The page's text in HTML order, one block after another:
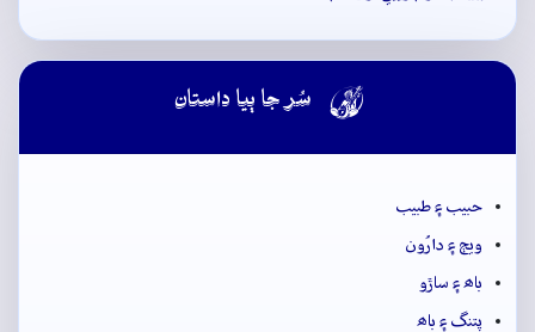
 سُر جا ٻيا داستان
حبيب ۽ طبيب
ويڄ ۽ دارُون
باھ ۽ ساڙو
پتنگ ۽ باھ